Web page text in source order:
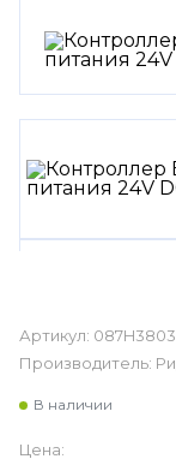
Артикул:
Производитель:
В наличии
Цена: